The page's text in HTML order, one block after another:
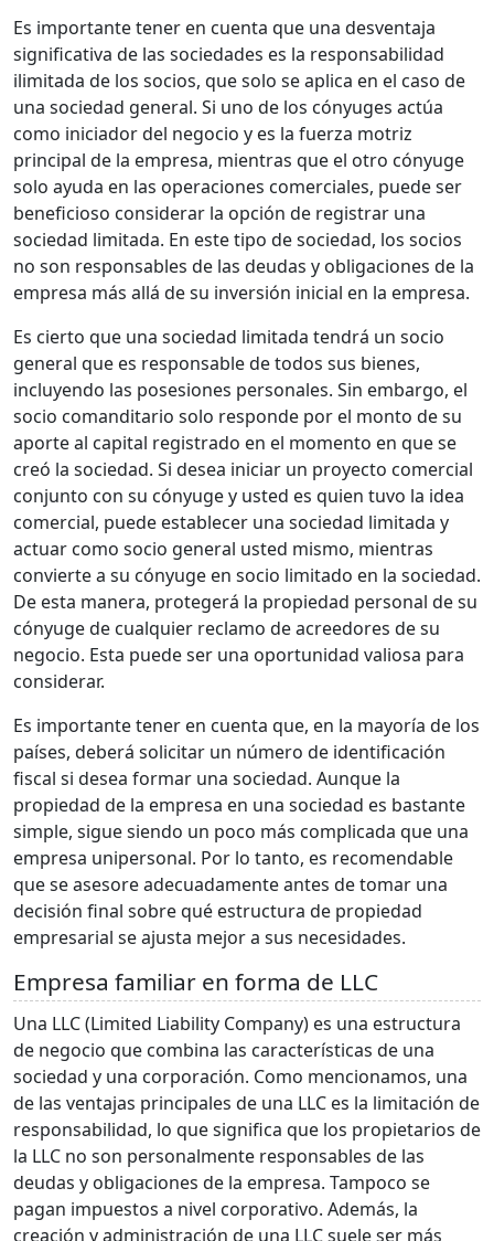
Es importante tener en cuenta que una desventaja
significativa de las sociedades es la responsabilidad
ilimitada de los socios, que solo se aplica en el caso de
una sociedad general. Si uno de los cónyuges actúa
como iniciador del negocio y es la fuerza motriz
principal de la empresa, mientras que el otro cónyuge
solo ayuda en las operaciones comerciales, puede ser
beneficioso considerar la opción de registrar una
sociedad limitada. En este tipo de sociedad, los socios
no son responsables de las deudas y obligaciones de la
empresa más allá de su inversión inicial en la empresa.
Es cierto que una sociedad limitada tendrá un socio
general que es responsable de todos sus bienes,
incluyendo las posesiones personales. Sin embargo, el
socio comanditario solo responde por el monto de su
aporte al capital registrado en el momento en que se
creó la sociedad. Si desea iniciar un proyecto comercial
conjunto con su cónyuge y usted es quien tuvo la idea
comercial, puede establecer una sociedad limitada y
actuar como socio general usted mismo, mientras
convierte a su cónyuge en socio limitado en la sociedad.
De esta manera, protegerá la propiedad personal de su
cónyuge de cualquier reclamo de acreedores de su
negocio. Esta puede ser una oportunidad valiosa para
considerar.
Es importante tener en cuenta que, en la mayoría de los
países, deberá solicitar un número de identificación
fiscal si desea formar una sociedad. Aunque la
propiedad de la empresa en una sociedad es bastante
simple, sigue siendo un poco más complicada que una
empresa unipersonal. Por lo tanto, es recomendable
que se asesore adecuadamente antes de tomar una
decisión final sobre qué estructura de propiedad
empresarial se ajusta mejor a sus necesidades.
Empresa familiar en forma de LLC
Una LLC (Limited Liability Company) es una estructura
de negocio que combina las características de una
sociedad y una corporación. Como mencionamos, una
de las ventajas principales de una LLC es la limitación de
responsabilidad, lo que significa que los propietarios de
la LLC no son personalmente responsables de las
deudas y obligaciones de la empresa. Tampoco se
pagan impuestos a nivel corporativo. Además, la
creación y administración de una LLC suele ser más